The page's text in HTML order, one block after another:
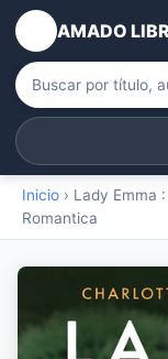
AMADO
Inicio › Lady Emma
Romantica